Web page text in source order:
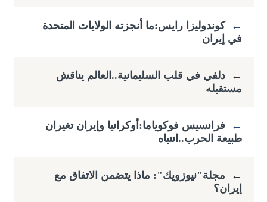
← كوندوليزا رايس:ما أنجزته الولايات المتحدة
في إيران
←
دلفي في قلب السليمانية..العالم يناقش
مستقبله
←
فرانسيس فوكوياما:أوكرانيا وإيران تغيران
طبيعة الحرب..انتباه
←
مجلة"نيوزويك": ماذا يتضمن الاتفاق مع
إيران؟